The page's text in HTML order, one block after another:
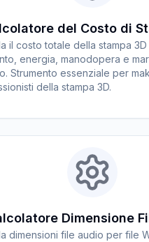
del Costo di
il costo totale della stampa
energia, manodopera e
Strumento essenziale per
della stampa 3D.
Dimensione
dimensioni file audio per file